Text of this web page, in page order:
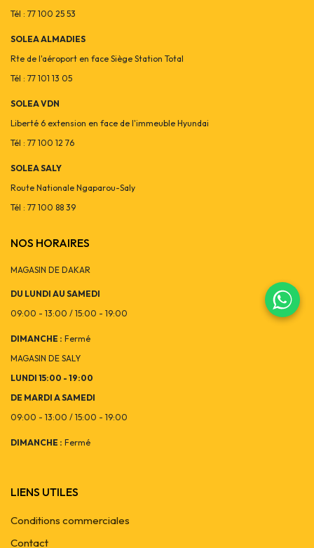
Tél : 77 100 25 53
SOLEA ALMADIES
Rte de l'aéroport en face Siège Station Total
Tél : 77 101 13 05
SOLEA VDN
Liberté 6 extension en face de l'immeuble Hyundai
Tél : 77 100 12 76
SOLEA SALY
Route Nationale Ngaparou-Saly
Tél : 77 100 88 39
NOS HORAIRES
MAGASIN DE DAKAR
DU LUNDI AU SAMEDI
09:00 - 13:00 / 15:00 - 19:00
DIMANCHE : Fermé
MAGASIN DE SALY
LUNDI 15:00 - 19:00
DE MARDI A SAMEDI
09:00 - 13:00 / 15:00 - 19:00
DIMANCHE : Fermé
LIENS UTILES
Conditions commerciales
Contact